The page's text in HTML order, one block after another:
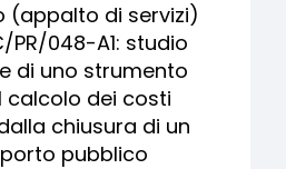
(appalto di servizi)
PR/048-A1: studio
di uno strumento
calcolo dei costi
chiusura di un
pubblico